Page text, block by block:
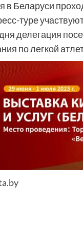
в Беларуси
туре
делегация
по легкой